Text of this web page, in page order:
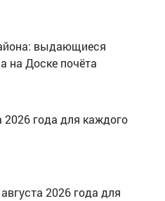
выдающиеся
на Доске почёта
2026 года для каждого
2026 года для